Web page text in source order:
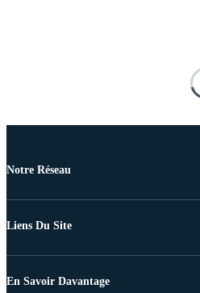
Notre Réseau
Liens Du Site
En Savoir Davantage